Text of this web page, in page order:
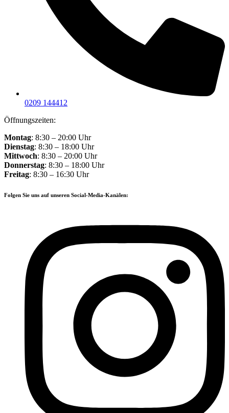
0209 144412
Öffnungszeiten:
Montag: 8:30 – 20:00 Uhr
Dienstag: 8:30 – 18:00 Uhr
Mittwoch: 8:30 – 20:00 Uhr
Donnerstag: 8:30 – 18:00 Uhr
Freitag: 8:30 – 16:30 Uhr
Folgen Sie uns auf unseren Social-Media-Kanälen: